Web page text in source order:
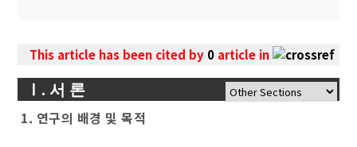
This article has been cited by 0 article in
Ⅰ. 서 론
1. 연구의 배경 및 목적